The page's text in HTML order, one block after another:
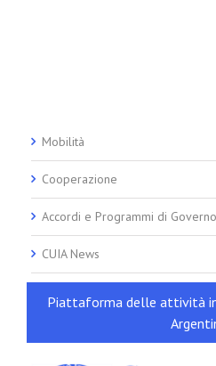
Mobilità
Cooperazione
Accordi e Programmi di Governo
CUIA News
Piattaforma delle attività